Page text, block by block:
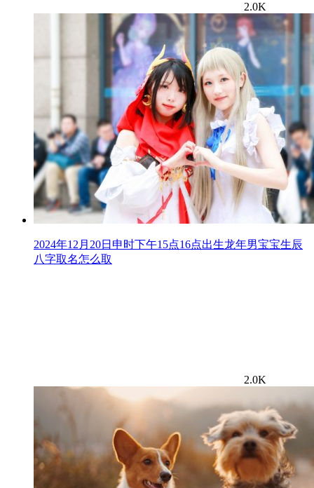
2.0K
2024年12月20日申时下午15点16点出生龙年男宝宝生辰
八字取名怎么取
2.0K